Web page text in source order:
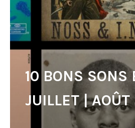
10 BONS SONS
JUILLET |